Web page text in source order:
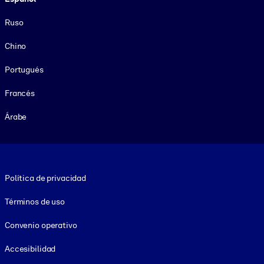
Ruso
Chino
Portugués
Francés
Árabe
Política de privacidad
Términos de uso
Convenio operativo
Accesibilidad